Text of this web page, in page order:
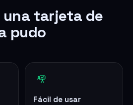
una tarjeta de
pudo
Fácil de usar